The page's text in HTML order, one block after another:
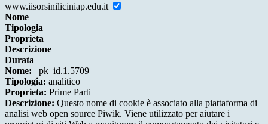
www.iisorsiniliciniap.edu.it
Nome
Tipologia
Proprieta
Descrizione
Durata
Nome: _pk_id.1.5709
Tipologia: analitico
Proprieta: Prime Parti
Descrizione: Questo nome di cookie è associato alla piattaforma di
analisi web open source Piwik. Viene utilizzato per aiutare i